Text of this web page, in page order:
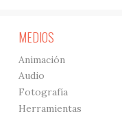
MEDIOS
Animación
Audio
Fotografía
Herramientas